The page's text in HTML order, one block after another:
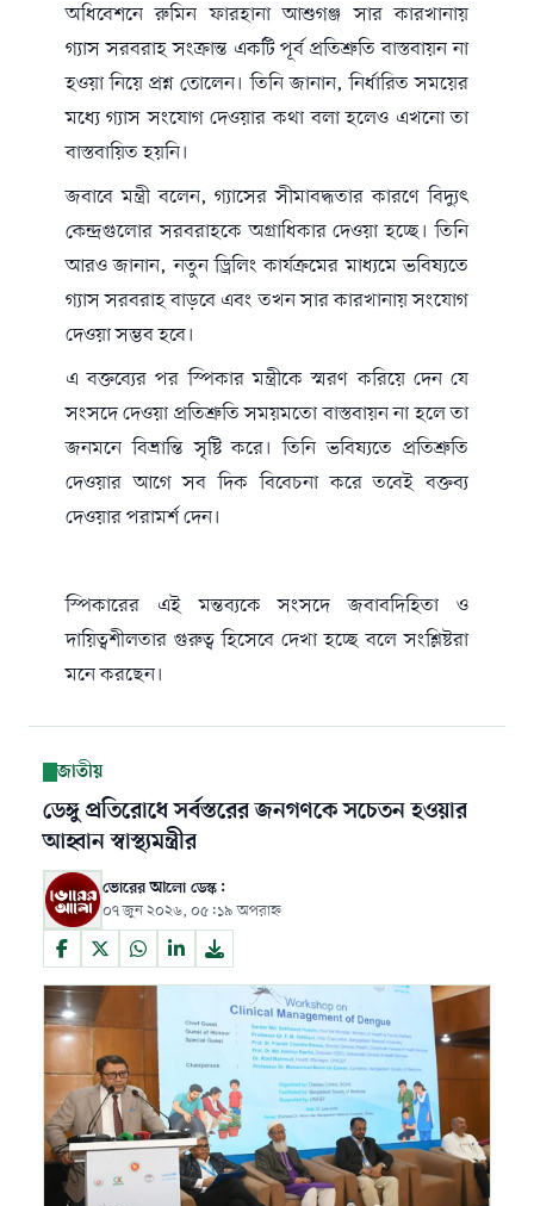
অধিবেশনেরুমিন ফারহানাআশুগঞ্জ সার কারখানায়
গ্যাস সরবরাহ সংক্রান্ত একটি পূর্ব প্রতিশ্রুতি বাস্তবায়ন না
হওয়া নিয়ে প্রশ্ন তোলেন। তিনি জানান, নির্ধারিত সময়ের
মধ্যে গ্যাস সংযোগ দেওয়ার কথা বলা হলেও এখনো তা
বাস্তবায়িত হয়নি।
জবাবে মন্ত্রী বলেন, গ্যাসের সীমাবদ্ধতার কারণে বিদ্যুৎ
কেন্দ্রগুলোর সরবরাহকে অগ্রাধিকার দেওয়া হচ্ছে। তিনি
আরও জানান, নতুন ড্রিলিং কার্যক্রমের মাধ্যমে ভবিষ্যতে
গ্যাস সরবরাহ বাড়বে এবং তখন সার কারখানায় সংযোগ
দেওয়া সম্ভব হবে।
এ বক্তব্যের পর স্পিকার মন্ত্রীকে স্মরণ করিয়ে দেন যে
সংসদে দেওয়া প্রতিশ্রুতি সময়মতো বাস্তবায়ন না হলে তা
জনমনে বিভ্রান্তি সৃষ্টি করে। তিনি ভবিষ্যতে প্রতিশ্রুতি
দেওয়ার আগে সব দিক বিবেচনা করে তবেই বক্তব্য
দেওয়ার পরামর্শ দেন।
স্পিকারের এই মন্তব্যকে সংসদে জবাবদিহিতা ও
দায়িত্বশীলতার গুরুত্ব হিসেবে দেখা হচ্ছে বলে সংশ্লিষ্টরা
মনে করছেন।
জাতীয়
ডেঙ্গু প্রতিরোধে সর্বস্তরের জনগণকে সচেতন হওয়ার
আহ্বান স্বাস্থ্যমন্ত্রীর
ভোরের আলো ডেস্ক:
০৭ জুন ২০২৬, ০৫:১৯ অপরাহ্ন